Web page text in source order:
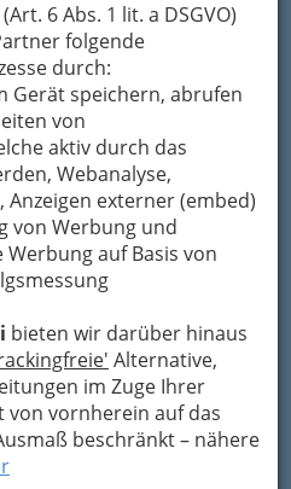
6 Abs. 1 lit. a DSGVO)
folgende
durch:
Gerät speichern, abrufen
von
aktiv durch das
Webanalyse,
externer (embed)
von Werbung und
auf Basis von
bieten wir darüber hinaus
Alternative,
im Zuge Ihrer
von vornherein auf das
beschränkt – nähere
solches Relikt noch aus
befinden sollte, aber
einen oder anderen
und die Freude an
, gibt es für sie/ihn
breite Palette an
und dank
auch das ideale